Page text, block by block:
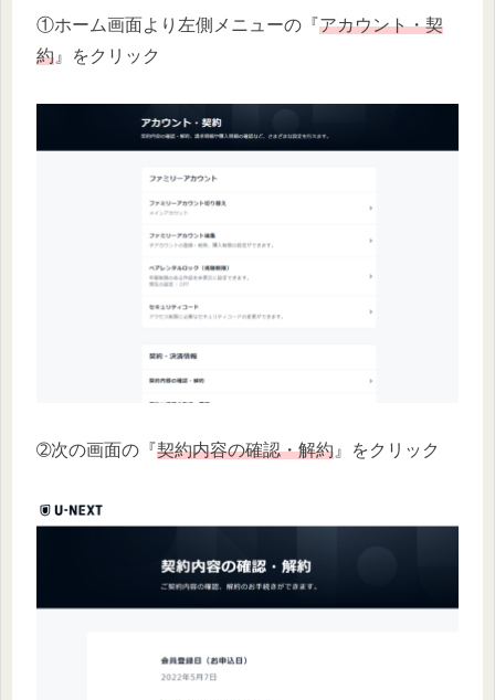
①ホーム画面より左側メニューの『アカウント・契
約』をクリック
➁次の画面の『契約内容の確認・解約 』をクリック